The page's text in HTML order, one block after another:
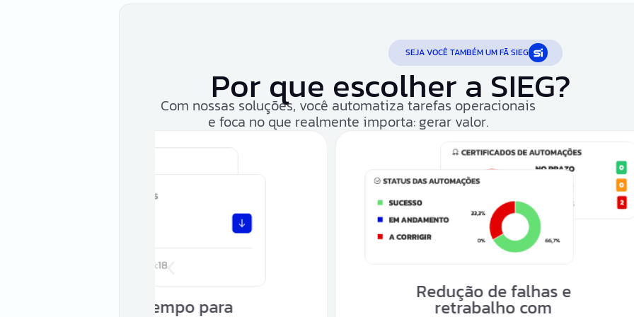
SEJA VOCÊ TAMBÉM UM FÃ SIEG
Por que escolher a SIEG?
Com nossas soluções, você automatiza tarefas operacionais
e foca no que realmente importa: gerar valor.
Controle